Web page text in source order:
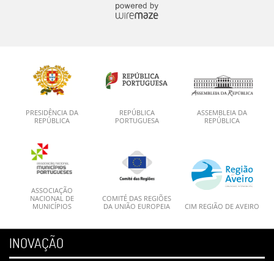
PRESIDÊNCIA DA
REPÚBLICA
REPÚBLICA
PORTUGUESA
ASSEMBLEIA DA
REPÚBLICA
ASSOCIAÇÃO
NACIONAL DE
MUNICÍPIOS
COMITÉ DAS REGIÕES
DA UNIÃO EUROPEIA
CIM REGIÃO DE AVEIRO
INOVAÇÃO